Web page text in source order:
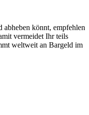
könnt, empfehlen
vermeidet Ihr teils
weltweit an Bargeld im